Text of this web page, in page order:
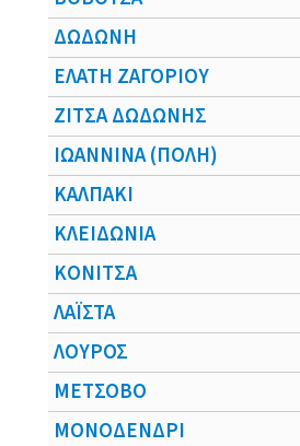
ΔΩΔΩΝΗ
ΕΛΑΤΗ ΖΑΓΟΡΙΟΥ
ΖΙΤΣΑ ΔΩΔΩΝΗΣ
ΙΩΑΝΝΙΝΑ (ΠΟΛΗ)
ΚΑΛΠΑΚΙ
ΚΛΕΙΔΩΝΙΑ
ΚΟΝΙΤΣΑ
ΛΑΪΣΤΑ
ΛΟΥΡΟΣ
ΜΕΤΣΟΒΟ
ΜΟΝΟΔΕΝΔΡΙ